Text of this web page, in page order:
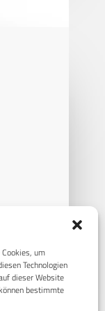
um
Technologien
dieser Website
bestimmte